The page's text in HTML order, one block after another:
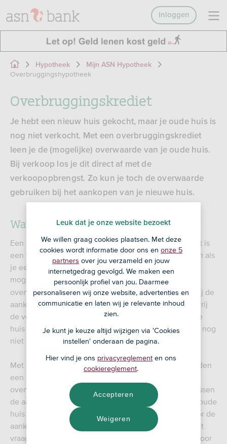
Inloggen
Hypotheek Mijn ASN Hypotheek
Overbruggingshypotheek
Overbruggingskrediet
Je hebt een nieuw huis gekocht, maar je oude huis is
nog niet verkocht. Met een overbruggingskrediet
leen je de (mogelijke) overwaarde van je oude huis.
Bij verkoop los je dit direct af met de
verkoopopbrengst. Zo kun je toch de overwaarde
gebruiken bij het aankopen van je nieuwe huis.
Wat is een overbruggingskrediet?
Een overbruggingskrediet of overbruggingshypotheek is
een tijdelijke lening. Deze lening kun je nodig hebben als
je een nieuw huis hebt gekocht maar je oude huis dat
mogelijk
overwaardeheeft nog niet is verkocht. De
overwaarde van je oude huis wil je graag gebruiken bij de
aankoop van je nieuwe huis. Maar dat geld komt pas vrij
de verkoop van je oude huis. Dat geldt ook als je oude
huis wel verkocht is, maar de overdracht bij de notaris nog
niet is geweest.
Met een overbruggingskrediet kan je onder voorwaarden
een bedrag lenen ter grootte van de verwachte
overwaarde van je oude huis. Zo kun je de periode tussen
de aankoop van je nieuwe huis en de verkoop van je oude
huis overbruggen en zet je toch de overwaarde in voor de
aankoop van je nieuwe huis. Het overbruggingskrediet
vraag je aan op hetzelfde moment als de
voor
Leuk dat je onze website bezoekt
We willen graag cookies plaatsen. Met deze
cookies wordt informatie door ons en onze 5
partners over jou verzameld en jouw
internetgedrag gevolgd. We maken een
persoonlijk profiel van jou. Daarmee
personaliseren wij onze website, advertenties en
communicatie en laten wij je relevante inhoud
zien.
Je kunt je keuze altijd wijzigen via 'Cookies
instellen' onderaan de pagina.
Hier vind je ons privacyreglement en ons
cookiereglement.
Weigeren
Accepteren